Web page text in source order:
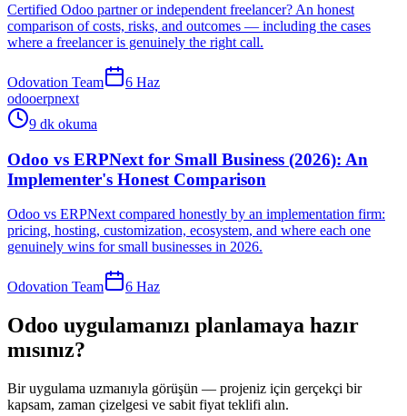
Certified Odoo partner or independent freelancer? An honest
comparison of costs, risks, and outcomes — including the cases
where a freelancer is genuinely the right call.
Odovation Team
6 Haz
odooerpnext
9 dk okuma
Odoo vs ERPNext for Small Business (2026): An
Implementer's Honest Comparison
Odoo vs ERPNext compared honestly by an implementation firm:
pricing, hosting, customization, ecosystem, and where each one
genuinely wins for small businesses in 2026.
Odovation Team 6 Haz
Odoo uygulamanızı planlamaya hazır
mısınız?
Bir uygulama uzmanıyla görüşün — projeniz için gerçekçi bir
kapsam, zaman çizelgesi ve sabit fiyat teklifi alın.